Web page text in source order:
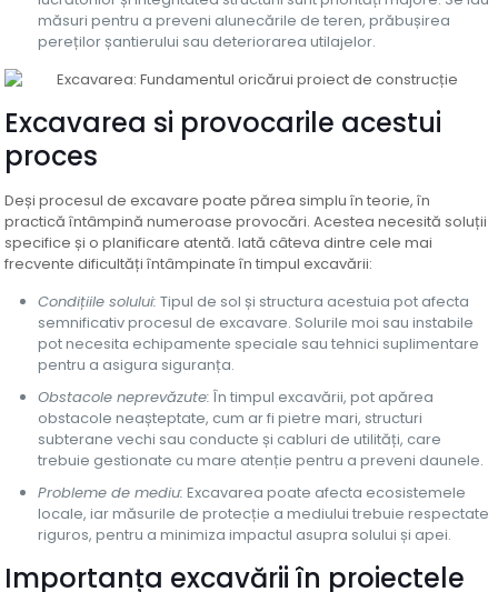
măsuri pentru a preveni alunecările de teren, prăbușirea
pereților șantierului sau deteriorarea utilajelor.
Excavarea si provocarile acestui
proces
Deși procesul de excavare poate părea simplu în teorie, în
practică întâmpină numeroase provocări. Acestea necesită soluții
specifice și o planificare atentă. Iată câteva dintre cele mai
frecvente dificultăți întâmpinate în timpul excavării:
Condițiile solului: Tipul de sol și structura acestuia pot afecta
semnificativ procesul de excavare. Solurile moi sau instabile
pot necesita echipamente speciale sau tehnici suplimentare
pentru a asigura siguranța.
Obstacole neprevăzute: În timpul excavării, pot apărea
obstacole neașteptate, cum ar fi pietre mari, structuri
subterane vechi sau conducte și cabluri de utilități, care
trebuie gestionate cu mare atenție pentru a preveni daunele.
Probleme de mediu: Excavarea poate afecta ecosistemele
locale, iar măsurile de protecție a mediului trebuie respectate
riguros, pentru a minimiza impactul asupra solului și apei.
Importanța excavării în proiectele